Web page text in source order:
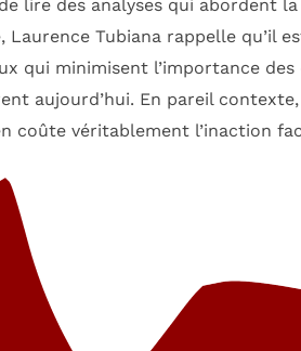
lire des analyses qui abordent
Laurence Tubiana rappelle qu’il
qui minimisent l’importance
aujourd’hui. En pareil
coûte véritablement l’inaction